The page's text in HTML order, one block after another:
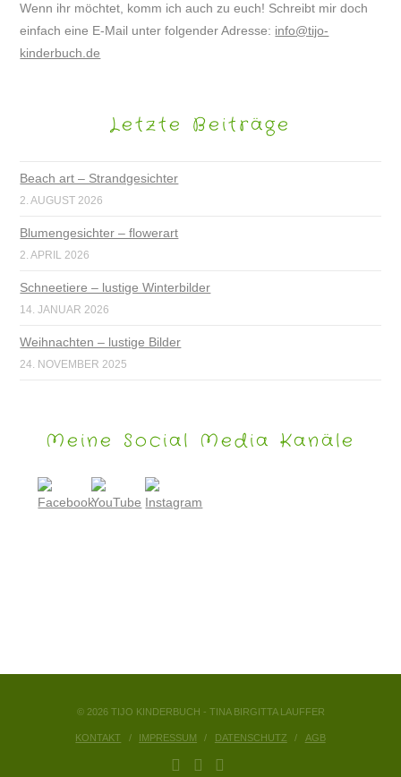
Wenn ihr möchtet, komm ich auch zu euch! Schreibt mir doch
einfach eine E-Mail unter folgender Adresse: info@tijo-
kinderbuch.de
Letzte Beiträge
Beach art – Strandgesichter
2. AUGUST 2026
Blumengesichter – flowerart
2. APRIL 2026
Schneetiere – lustige Winterbilder
14. JANUAR 2026
Weihnachten – lustige Bilder
24. NOVEMBER 2025
Meine Social Media Kanäle
© 2026 TIJO KINDERBUCH - TINA BIRGITTA LAUFFER
KONTAKT IMPRESSUM DATENSCHUTZ AGB